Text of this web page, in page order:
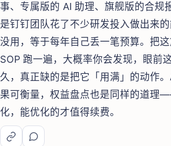
事、专属版的 AI 助理、旗舰版的合规
是钉钉团队花了不少研发投入做出来
没用，等于每年自己丢一笔预算。把
SOP 跑一遍，大概率你会发现，眼前
久，真正缺的是把它「用满」的动作
果可衡量，权益盘点也是同样的道理
化，能优化的才值得续费。